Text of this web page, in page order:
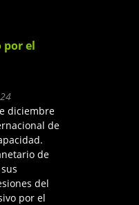
por el
diciembre
de
de
del
por el